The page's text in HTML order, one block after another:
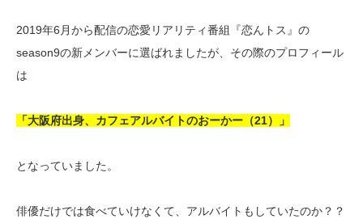
2019年6月から配信の恋愛リアリティ番組『恋んトス』の
season9の新メンバーに選ばれましたが、その際のプロフィール
は
「大阪府出身、カフェアルバイトのおーかー（21）」
となっていました。
俳優だけでは食べていけなくて、アルバイトもしていたのか？？